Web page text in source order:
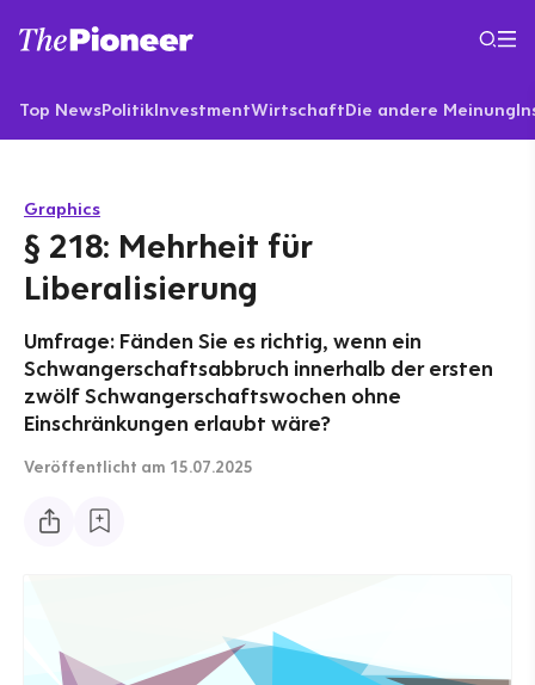
Top NewsPolitikInvestmentWirtschaftDie andere Meinung
Graphics
§ 218: Mehrheit für
Liberalisierung
Umfrage: Fänden Sie es richtig, wenn ein
Schwangerschaftsabbruch innerhalb der ersten
zwölf Schwangerschaftswochen ohne
Einschränkungen erlaubt wäre?
Veröffentlicht am 15.07.2025